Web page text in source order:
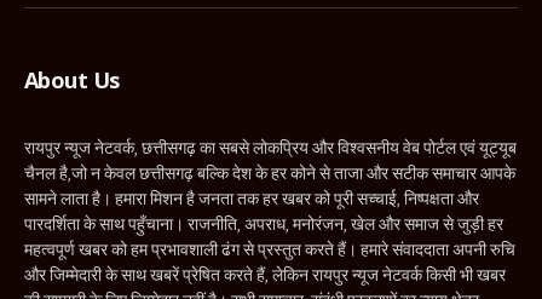
About Us
रायपुर न्यूज नेटवर्क, छत्तीसगढ़ का सबसे लोकप्रिय और विश्वसनीय वेब पोर्टल एवं यूट्यूब
चैनल है,जो न केवल छत्तीसगढ़ बल्कि देश के हर कोने से ताजा और सटीक समाचार आपके
सामने लाता है। हमारा मिशन है जनता तक हर खबर को पूरी सच्चाई, निष्पक्षता और
पारदर्शिता के साथ पहुँचाना। राजनीति, अपराध, मनोरंजन, खेल और समाज से जुड़ी हर
महत्वपूर्ण खबर को हम प्रभावशाली ढंग से प्रस्तुत करते हैं। हमारे संवाददाता अपनी रुचि
और जिम्मेदारी के साथ खबरें प्रेषित करते हैं, लेकिन रायपुर न्यूज नेटवर्क किसी भी खबर